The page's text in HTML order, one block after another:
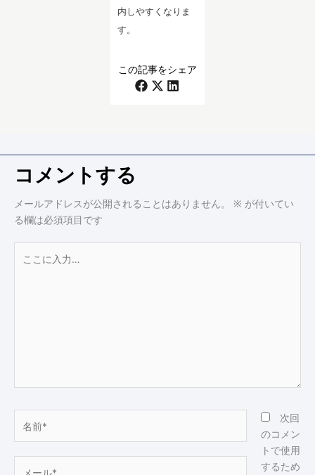
内しやすくなりま
す。
この記事をシェア
コメントする
メールアドレスが公開されることはありません。 ※ が付いてい
る欄は必須項目です
前
次回
のコメン
トで使用
するため